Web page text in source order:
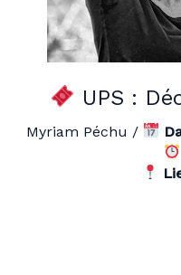
UPS :
Myriam Péchu /